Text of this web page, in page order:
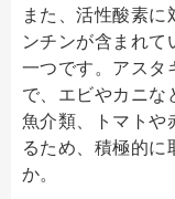
また、活性酸素
ンチンが含まれ
一つです。アスタ
で、エビやカニ
魚介類、トマトや
るため、積極的に
か。